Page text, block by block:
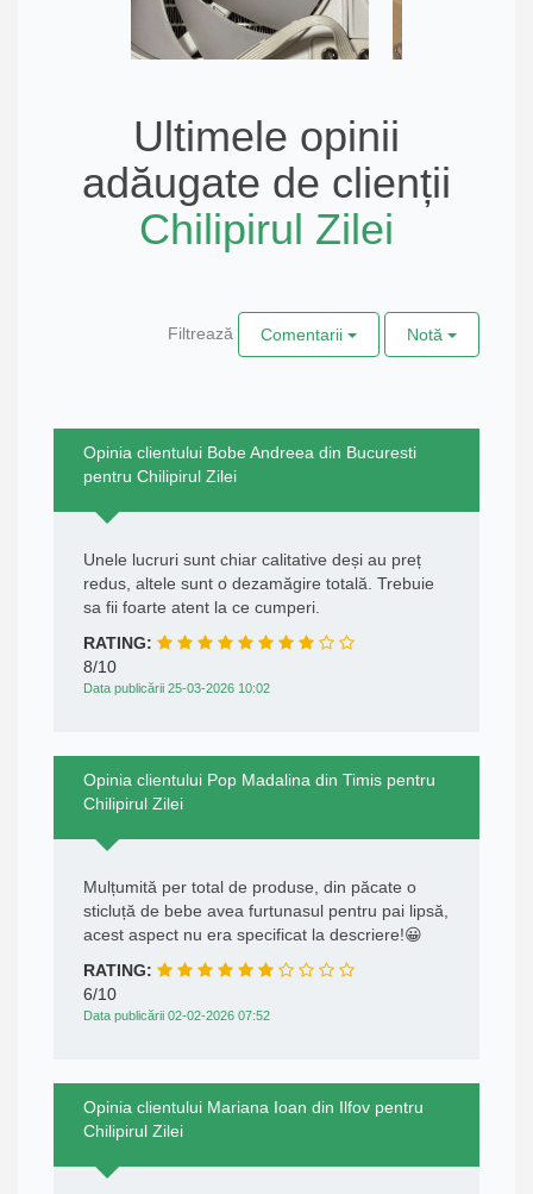
Ultimele opinii
adăugate de clienții
Chilipirul Zilei
Filtrează Comentarii Notă
Opinia clientului Bobe Andreea din Bucuresti
pentru Chilipirul Zilei
Unele lucruri sunt chiar calitative deși au preț
redus, altele sunt o dezamăgire totală. Trebuie
sa fii foarte atent la ce cumperi.
RATING:
8/10
Data publicării 25-03-2026 10:02
Opinia clientului Pop Madalina din Timis pentru
Chilipirul Zilei
Mulțumită per total de produse, din păcate o
sticluță de bebe avea furtunasul pentru pai lipsă,
acest aspect nu era specificat la descriere!😀
RATING:
6/10
Data publicării 02-02-2026 07:52
Opinia clientului Mariana Ioan din Ilfov pentru
Chilipirul Zilei